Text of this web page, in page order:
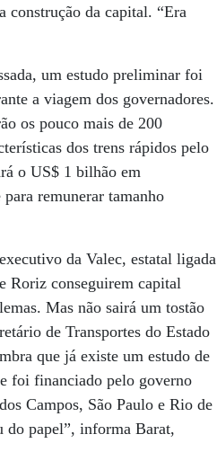
construção da capital. “Era
um estudo preliminar foi
a viagem dos governadores.
os pouco mais de 200
dos trens rápidos pelo
o US$ 1 bilhão em
remunerar tamanho
da Valec, estatal ligada
Roriz conseguirem capital
Mas não sairá um tostão
de Transportes do Estado
que já existe um estudo de
foi financiado pelo governo
Campos, São Paulo e Rio de
do papel”, informa Barat,